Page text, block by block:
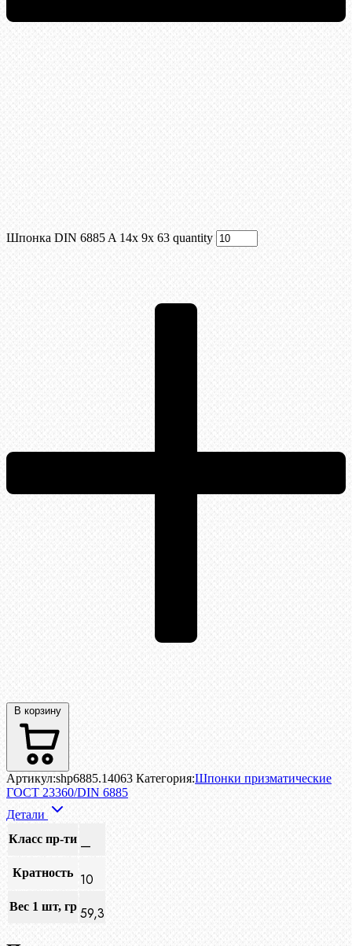
Шпонка DIN 6885 A 14x 9x 63 quantity
В корзину
Артикул:shp6885.14063 Категория:Шпонки призматические
ГОСТ 23360/DIN 6885
Детали
Класс пр-ти —
Кратность 10
Вес 1 шт, гр 59,3